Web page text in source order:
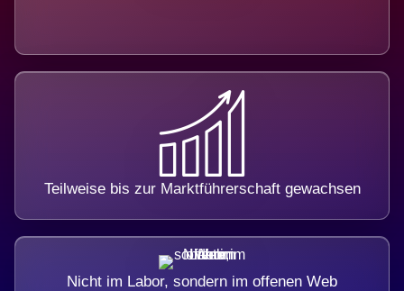
Teilweise bis zur Marktführerschaft gewachsen
Nicht im Labor, sondern im offenen Web